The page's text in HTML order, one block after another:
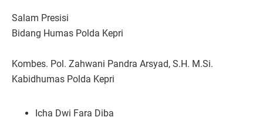
Salam Presisi
Bidang Humas Polda Kepri
Kombes. Pol. Zahwani Pandra Arsyad, S.H. M.Si.
Kabidhumas Polda Kepri
Icha Dwi Fara Diba